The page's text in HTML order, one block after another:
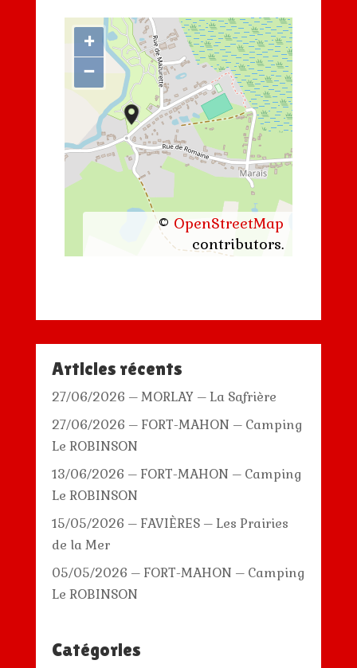
+
−
© OpenStreetMap
contributors.
Articles récents
27/06/2026 – MORLAY – La Safrière
27/06/2026 – FORT-MAHON – Camping
Le ROBINSON
13/06/2026 – FORT-MAHON – Camping
Le ROBINSON
15/05/2026 – FAVIÈRES – Les Prairies
de la Mer
05/05/2026 – FORT-MAHON – Camping
Le ROBINSON
Catégories